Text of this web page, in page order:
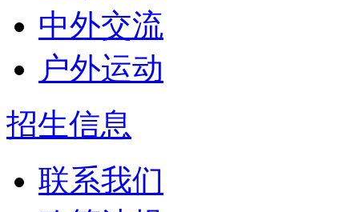
中外交流
户外运动
招生信息
联系我们